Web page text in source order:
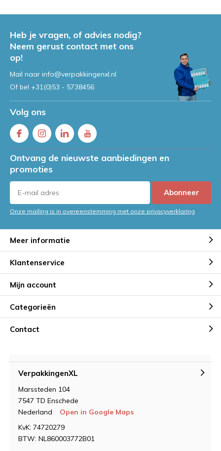
DoorJeroen
Handwikkelfolie controleren?
Probeer hier onze calculator!
Heb je vragen, of advies nodig?
Neem gerust contact met ons
op!
Mail naar info@verpakkingenxl.nl
Of bel +31(0)53 - 5738456
Volg ons
Ontvang de nieuwste aanbiedingen en
promoties
Abonneer
Onze mailing is in overeenstemming met onze privacyverklaring
Meer informatie
Klantenservice
Mijn account
Categorieën
Contact
VerpakkingenXL
Marssteden 104
7547 TD Enschede
Nederland
Open in Google Maps
KvK: 74720279
BTW: NL860003772B01